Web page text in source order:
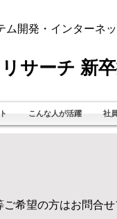
ム開発・インターネ
サーチ 新
こんな人が活躍 社
希望の方はお問合